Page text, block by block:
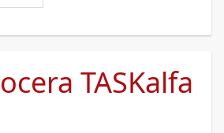
TASKalfa